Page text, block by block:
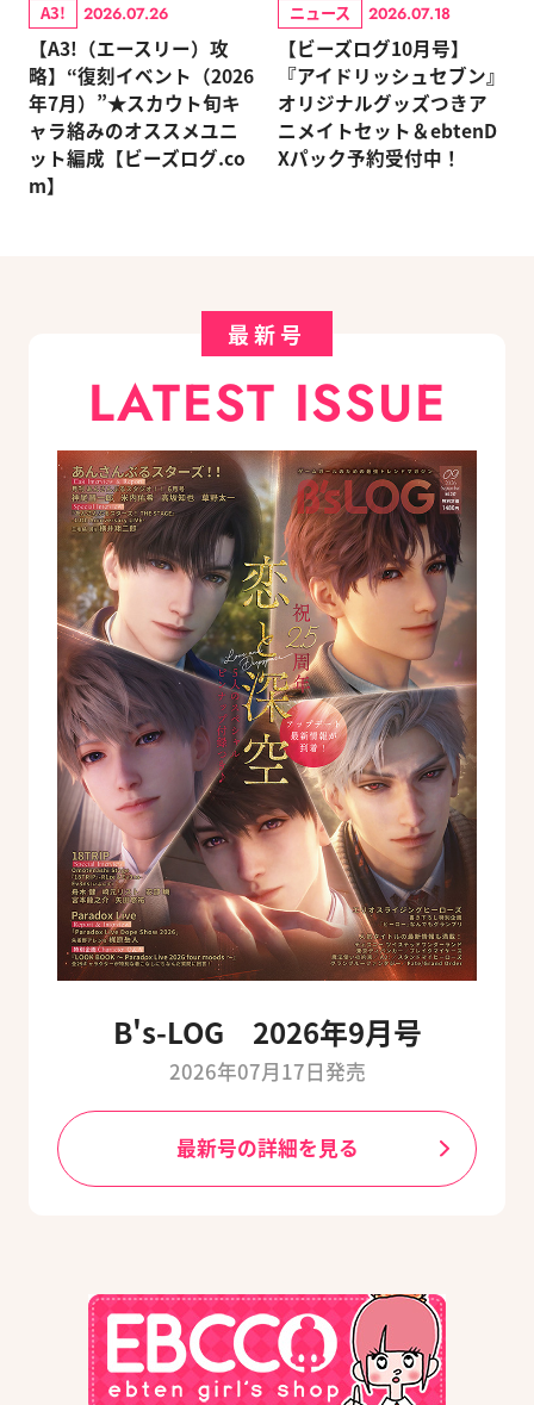
A3! 2026.07.26
【A3!（エースリー）攻
略】“復刻イベント（2026
年7月）”★スカウト旬キ
ャラ絡みのオススメユニ
ット編成【ビーズログ.co
m】
ニュース 2026.07.18
【ビーズログ10月号】
『アイドリッシュセブン』
オリジナルグッズつきア
ニメイトセット＆ebtenD
Xパック予約受付中！
最新号
LATEST ISSUE
B's-LOG 2026年9月号
2026年07月17日発売
最新号の詳細を見る